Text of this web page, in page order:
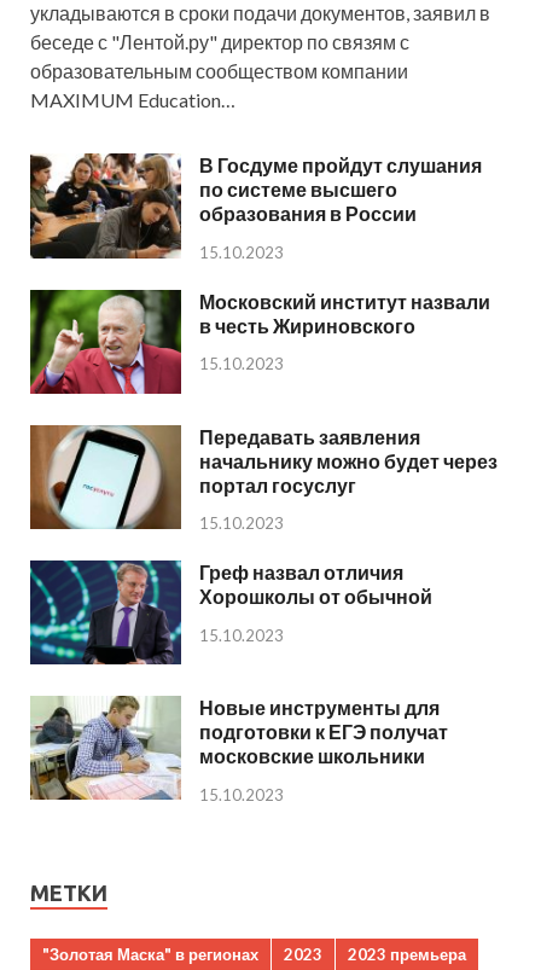
укладываются в сроки подачи документов, заявил в
беседе с "Лентой.ру" директор по связям с
образовательным сообществом компании
MAXIMUM Education…
В Госдуме пройдут слушания
по системе высшего
образования в России
15.10.2023
Московский институт назвали
в честь Жириновского
15.10.2023
Передавать заявления
начальнику можно будет через
портал госуслуг
15.10.2023
Греф назвал отличия
Хорошколы от обычной
15.10.2023
Новые инструменты для
подготовки к ЕГЭ получат
московские школьники
15.10.2023
МЕТКИ
"Золотая Маска" в регионах 2023
2023 премьера